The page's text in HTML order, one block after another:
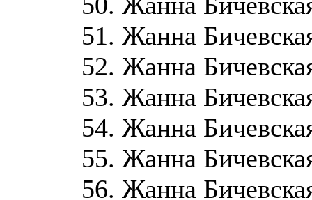
51. Жанна
52. Жанна
53. Жанна
54. Жанна
55. Жанна
56. Жанна